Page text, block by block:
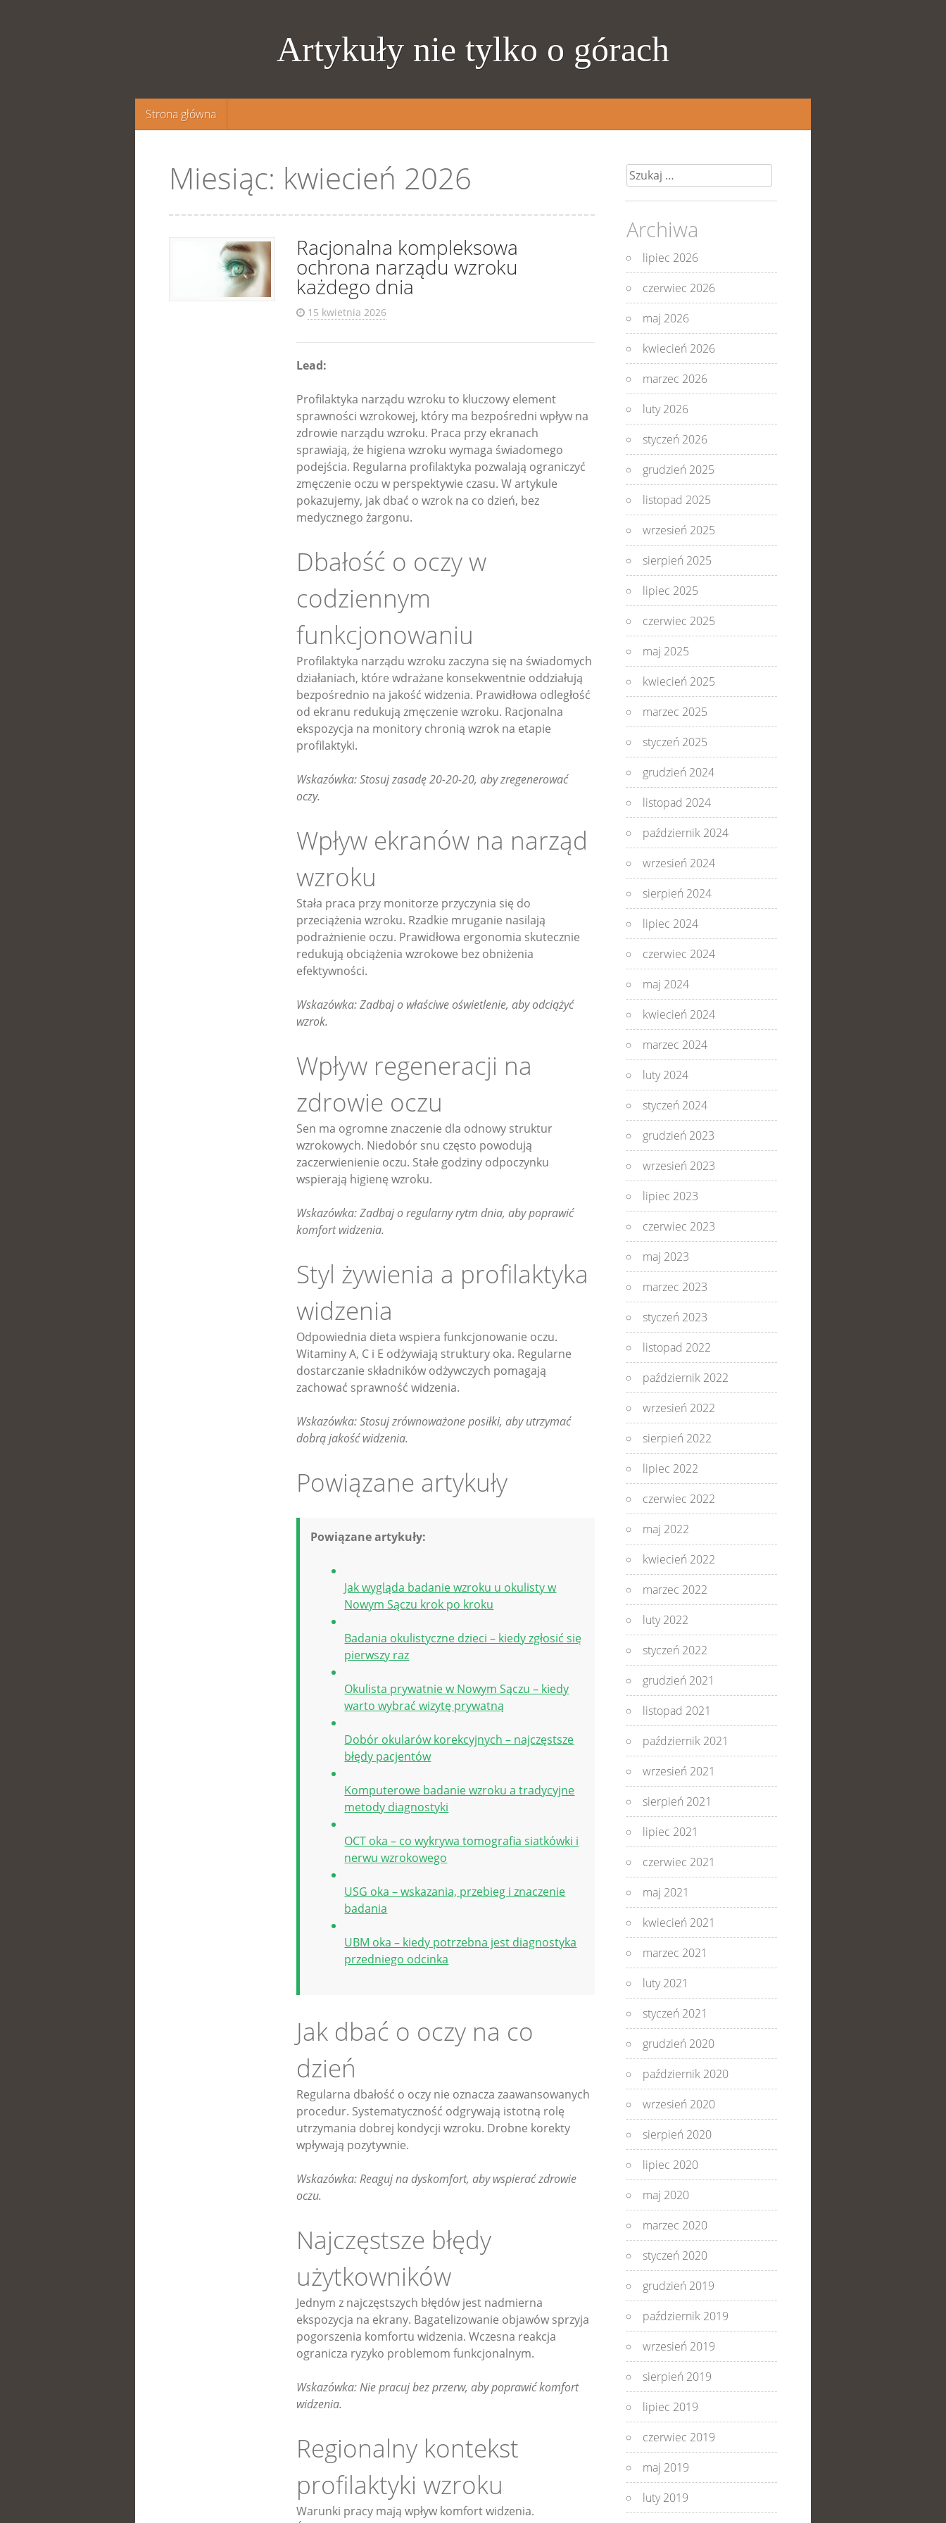
Artykuły nie tylko o górach
Przejdź
do
Strona główna
Miesiąc: kwiecień 2026
Racjonalna kompleksowa
ochrona narządu wzroku
każdego dnia
15 kwietnia 2026
Lead:
Profilaktyka narządu wzroku to kluczowy element
sprawności wzrokowej, który ma bezpośredni wpływ na
zdrowie narządu wzroku. Praca przy ekranach
sprawiają, że higiena wzroku wymaga świadomego
podejścia. Regularna profilaktyka pozwalają ograniczyć
zmęczenie oczu w perspektywie czasu. W artykule
pokazujemy, jak dbać o wzrok na co dzień, bez
medycznego żargonu.
Dbałość o oczy w
codziennym
funkcjonowaniu
Profilaktyka narządu wzroku zaczyna się na świadomych
działaniach, które wdrażane konsekwentnie oddziałują
bezpośrednio na jakość widzenia. Prawidłowa odległość
od ekranu redukują zmęczenie wzroku. Racjonalna
ekspozycja na monitory chronią wzrok na etapie
profilaktyki.
Wskazówka: Stosuj zasadę 20-20-20, aby zregenerować
oczy.
Wpływ ekranów na narząd
wzroku
Stała praca przy monitorze przyczynia się do
przeciążenia wzroku. Rzadkie mruganie nasilają
podrażnienie oczu. Prawidłowa ergonomia skutecznie
redukują obciążenia wzrokowe bez obniżenia
efektywności.
Wskazówka: Zadbaj o właściwe oświetlenie, aby odciążyć
wzrok.
Wpływ regeneracji na
zdrowie oczu
Sen ma ogromne znaczenie dla odnowy struktur
wzrokowych. Niedobór snu często powodują
zaczerwienienie oczu. Stałe godziny odpoczynku
wspierają higienę wzroku.
Wskazówka: Zadbaj o regularny rytm dnia, aby poprawić
komfort widzenia.
Styl żywienia a profilaktyka
widzenia
Odpowiednia dieta wspiera funkcjonowanie oczu.
Witaminy A, C i E odżywiają struktury oka. Regularne
dostarczanie składników odżywczych pomagają
zachować sprawność widzenia.
Wskazówka: Stosuj zrównoważone posiłki, aby utrzymać
dobrą jakość widzenia.
Powiązane artykuły
Powiązane artykuły:
Jak wygląda badanie wzroku u okulisty w
Nowym Sączu krok po kroku
Badania okulistyczne dzieci – kiedy zgłosić się
pierwszy raz
Okulista prywatnie w Nowym Sączu – kiedy
warto wybrać wizytę prywatną
Dobór okularów korekcyjnych – najczęstsze
błędy pacjentów
Komputerowe badanie wzroku a tradycyjne
metody diagnostyki
OCT oka – co wykrywa tomografia siatkówki i
nerwu wzrokowego
USG oka – wskazania, przebieg i znaczenie
badania
UBM oka – kiedy potrzebna jest diagnostyka
przedniego odcinka
Jak dbać o oczy na co
dzień
Regularna dbałość o oczy nie oznacza zaawansowanych
procedur. Systematyczność odgrywają istotną rolę
utrzymania dobrej kondycji wzroku. Drobne korekty
wpływają pozytywnie.
Wskazówka: Reaguj na dyskomfort, aby wspierać zdrowie
oczu.
Najczęstsze błędy
użytkowników
Jednym z najczęstszych błędów jest nadmierna
ekspozycja na ekrany. Bagatelizowanie objawów sprzyja
pogorszenia komfortu widzenia. Wczesna reakcja
ogranicza ryzyko problemom funkcjonalnym.
Wskazówka: Nie pracuj bez przerw, aby poprawić komfort
widzenia.
Regionalny kontekst
profilaktyki wzroku
Warunki pracy mają wpływ komfort widzenia.
Szukaj:
Archiwa
lipiec 2026
czerwiec 2026
maj 2026
kwiecień 2026
marzec 2026
luty 2026
styczeń 2026
grudzień 2025
listopad 2025
wrzesień 2025
sierpień 2025
lipiec 2025
czerwiec 2025
maj 2025
kwiecień 2025
marzec 2025
styczeń 2025
grudzień 2024
listopad 2024
październik 2024
wrzesień 2024
sierpień 2024
lipiec 2024
czerwiec 2024
maj 2024
kwiecień 2024
marzec 2024
luty 2024
styczeń 2024
grudzień 2023
wrzesień 2023
lipiec 2023
czerwiec 2023
maj 2023
marzec 2023
styczeń 2023
listopad 2022
październik 2022
wrzesień 2022
sierpień 2022
lipiec 2022
czerwiec 2022
maj 2022
kwiecień 2022
marzec 2022
luty 2022
styczeń 2022
grudzień 2021
listopad 2021
październik 2021
wrzesień 2021
sierpień 2021
lipiec 2021
czerwiec 2021
maj 2021
kwiecień 2021
marzec 2021
luty 2021
styczeń 2021
grudzień 2020
październik 2020
wrzesień 2020
sierpień 2020
lipiec 2020
maj 2020
marzec 2020
styczeń 2020
grudzień 2019
październik 2019
wrzesień 2019
sierpień 2019
lipiec 2019
czerwiec 2019
maj 2019
luty 2019